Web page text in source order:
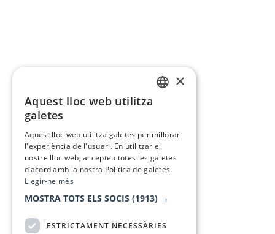
×
Aquest lloc web utilitza
galetes
Aquest lloc web utilitza galetes per millorar
l'experiència de l'usuari. En utilitzar el
nostre lloc web, accepteu totes les galetes
d’acord amb la nostra Política de galetes.
Llegir-ne més
MOSTRA TOTS ELS SOCIS (1913) →
ESTRICTAMENT NECESSÀRIES